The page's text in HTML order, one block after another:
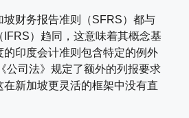
坡财务报告准则（SFRS）都与
IFRS）趋同，这意味着其概念基
的印度会计准则包含特定的例外
公司法》规定了额外的列报要求
在新加坡更灵活的框架中没有直